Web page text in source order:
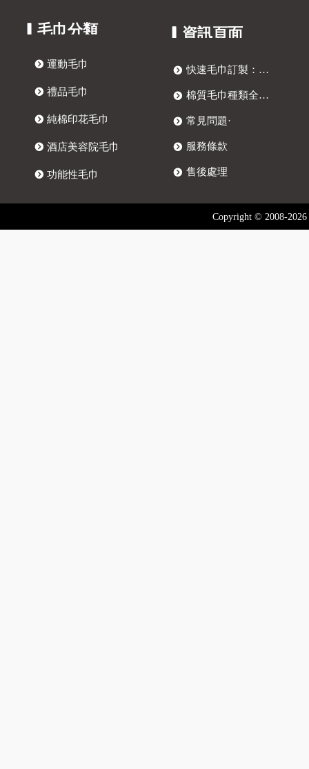
Copyright © 2008-
▎資訊頁面
뀹 快速毛巾訂製：四步打造獨特客製化毛巾
뀹 棉質毛巾種類全解析：訂製毛巾、提花毛巾與抗菌毛巾選購指南
뀹 常見問題·
뀹 服務條款
뀹 售後處理
▎毛巾分類
뀹 運動毛巾
뀹 禮品毛巾
뀹 純棉印花毛巾
뀹 酒店美容院毛巾
뀹 功能性毛巾